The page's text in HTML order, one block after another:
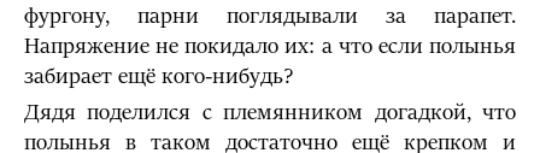
фургону, парни поглядывали за парапет.
Напряжение не покидало их: а что если полынья
забирает ещё кого-нибудь?
Дядя поделился с племянником догадкой, что
полынья в таком достаточно ещё крепком и